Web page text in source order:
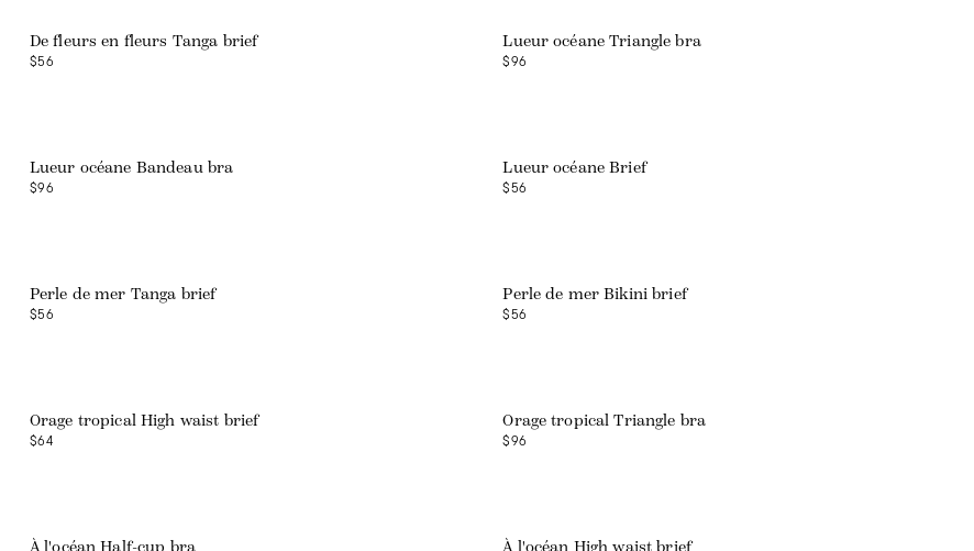
De fleurs en fleurs Tanga brief
$56
Lueur océane Triangle bra
$96
Lueur océane Bandeau bra
$96
Lueur océane Brief
$56
Perle de mer Tanga brief
$56
Perle de mer Bikini brief
$56
Orage tropical High waist brief
$64
Orage tropical Triangle bra
$96
À l'océan Half-cup bra À l'océan High waist brief